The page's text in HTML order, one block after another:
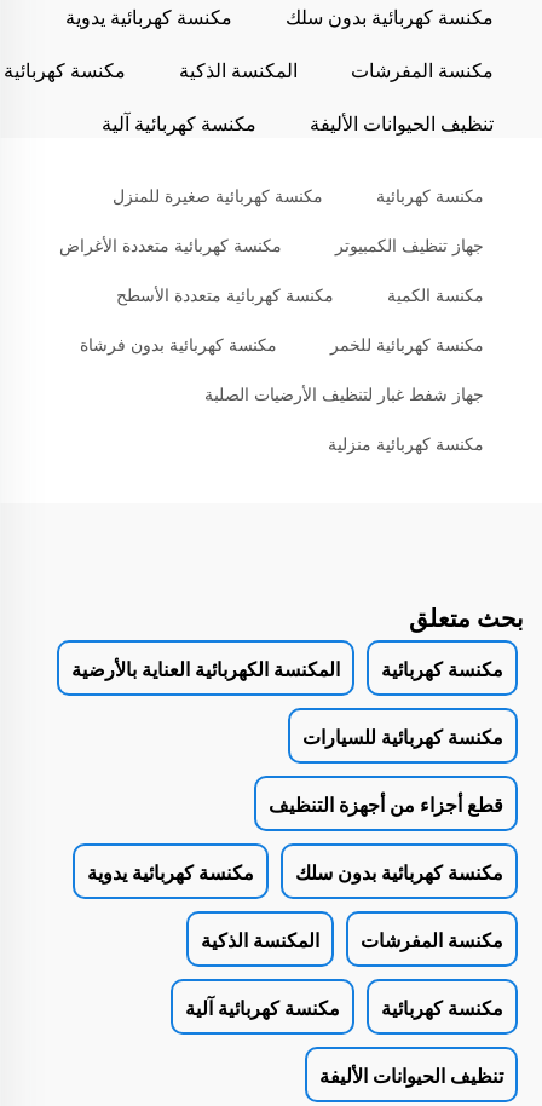
مكنسة كهربائية بدون سلك
مكنسة كهربائية يدوية
مكنسة المفرشات
المكنسة الذكية
مكنسة كهربائية
تنظيف الحيوانات الأليفة
مكنسة كهربائية آلية
مكنسة كهربائية مكنسة كهربائية صغيرة للمنزل
جهاز تنظيف الكمبيوتر مكنسة كهربائية متعددة الأغراض
مكنسة الكمية مكنسة كهربائية متعددة الأسطح
مكنسة كهربائية للخمر مكنسة كهربائية بدون فرشاة
جهاز شفط غبار لتنظيف الأرضيات الصلبة
مكنسة كهربائية منزلية
بحث متعلق
مكنسة كهربائية المكنسة الكهربائية العناية بالأرضية
مكنسة كهربائية للسيارات
قطع أجزاء من أجهزة التنظيف
مكنسة كهربائية بدون سلك مكنسة كهربائية يدوية
مكنسة المفرشات المكنسة الذكية
مكنسة كهربائية مكنسة كهربائية آلية
تنظيف الحيوانات الأليفة